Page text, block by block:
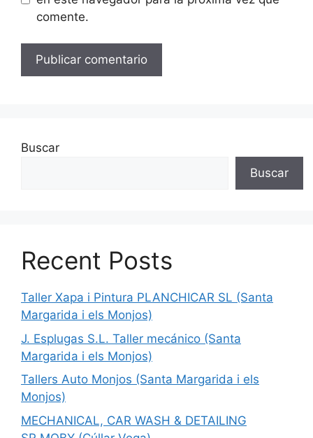
comente.
Buscar
Buscar
Recent Posts
Taller Xapa i Pintura PLANCHICAR SL (Santa
Margarida i els Monjos)
J. Esplugas S.L. Taller mecánico (Santa
Margarida i els Monjos)
Tallers Auto Monjos (Santa Margarida i els
Monjos)
MECHANICAL, CAR WASH & DETAILING